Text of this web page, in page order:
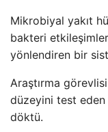
Mikrobiyal yakıt
bakteri
yönlendiren bir
Araştırma
düzeyini test eden
döktü.